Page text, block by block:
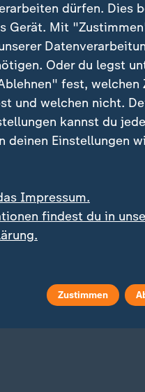
der 2. Liga:
großer
Trotz
dürfen. Dies
Gerät. Mit
Oder du legst
fest, welchen
und welchen nicht.
kannst du
deinen Einstellungen
Impressum.
findest du in
Zustimmen